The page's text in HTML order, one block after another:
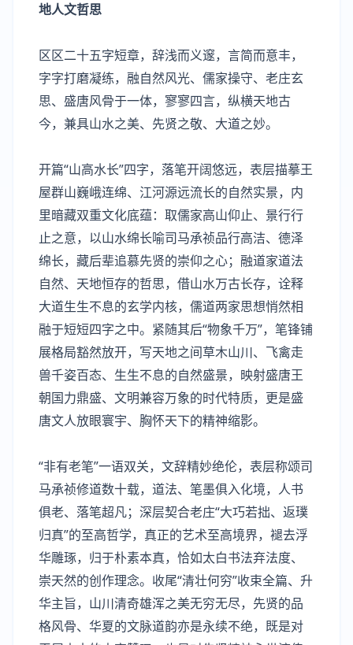
地人文哲思
区区二十五字短章，辞浅而义邃，言简而意丰，
字字打磨凝练，融自然风光、儒家操守、老庄玄
思、盛唐风骨于一体，寥寥四言，纵横天地古
今，兼具山水之美、先贤之敬、大道之妙。
开篇“山高水长”四字，落笔开阔悠远，表层描摹王
屋群山巍峨连绵、江河源远流长的自然实景，内
里暗藏双重文化底蕴：取儒家高山仰止、景行行
止之意，以山水绵长喻司马承祯品行高洁、德泽
绵长，藏后辈追慕先贤的崇仰之心；融道家道法
自然、天地恒存的哲思，借山水万古长存，诠释
大道生生不息的玄学内核，儒道两家思想悄然相
融于短短四字之中。紧随其后“物象千万”，笔锋铺
展格局豁然放开，写天地之间草木山川、飞禽走
兽千姿百态、生生不息的自然盛景，映射盛唐王
朝国力鼎盛、文明兼容万象的时代特质，更是盛
唐文人放眼寰宇、胸怀天下的精神缩影。
“非有老笔”一语双关，文辞精妙绝伦，表层称颂司
马承祯修道数十载，道法、笔墨俱入化境，人书
俱老、落笔超凡；深层契合老庄“大巧若拙、返璞
归真”的至高哲学，真正的艺术至高境界，褪去浮
华雕琢，归于朴素本真，恰如太白书法弃法度、
崇天然的创作理念。收尾“清壮何穷”收束全篇、升
华主旨，山川清奇雄浑之美无穷无尽，先贤的品
格风骨、华夏的文脉道韵亦是永续不绝，既是对